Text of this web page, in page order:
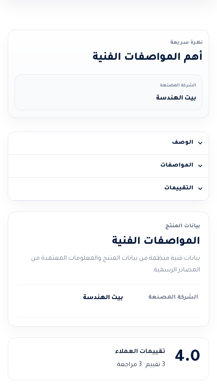
نظرة سريعة
أهم المواصفات الفنية
الشركة المصنعة
بيت الهندسة
الوصف
المواصفات
التقييمات
بيانات المنتج
المواصفات الفنية
بيانات فنية منظمة من بيانات المنتج والمعلومات المعتمدة من
المصادر الرسمية.
الشركة المصنعة بيت الهندسة
4.0
تقييمات العملاء
3 تقييم · 3 مراجعة